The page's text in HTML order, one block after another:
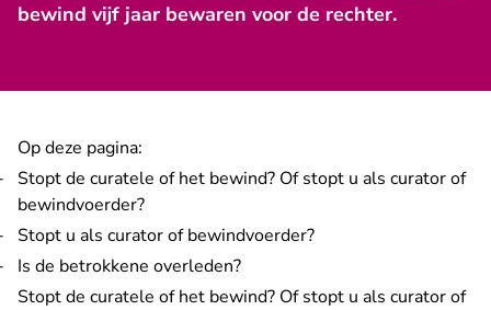
bewind vijf jaar bewaren voor de rechter.
Op deze pagina:
Stopt de curatele of het bewind? Of stopt u als curator of
bewindvoerder?
Stopt u als curator of bewindvoerder?
Is de betrokkene overleden?
Stopt de curatele of het bewind? Of stopt u als curator of